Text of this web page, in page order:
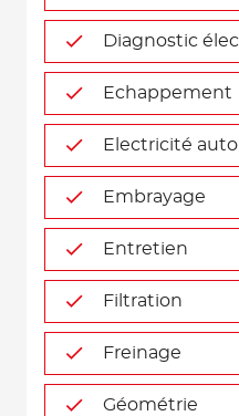
Diagnostic
Echappement
Electricité
Embrayage
Entretien
Filtration
Freinage
Géométrie